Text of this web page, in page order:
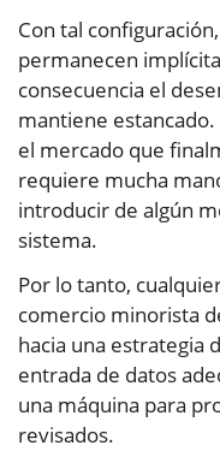
Con tal
permanecen
consecuencia el
mantiene
el mercado que
requiere mucha
introducir de algún
sistema.
Por lo tanto,
comercio minorista
hacia una estrategia
entrada de datos
una máquina para
revisados.